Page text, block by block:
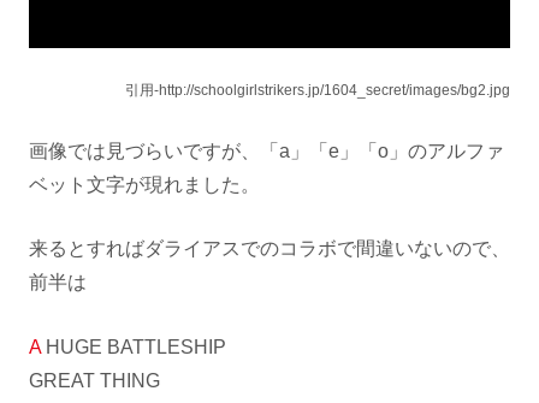
引用-http://schoolgirlstrikers.jp/1604_secret/images/bg2.jpg
画像では見づらいですが、「a」「e」「o」のアルファ
ベット文字が現れました。
来るとすればダライアスでのコラボで間違いないので、
前半は
AHUGE BATTLESHIP
GREAT THING